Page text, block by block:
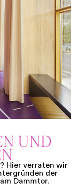
UND
Hier verraten wir
der
Dammtor.